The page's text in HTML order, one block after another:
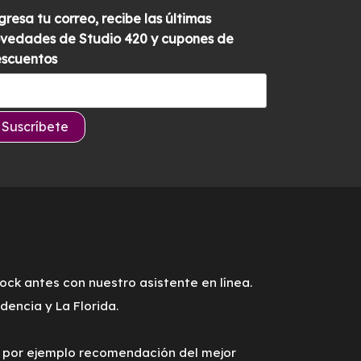
tu correo, recibe las últimas
de Studio 420 y cupones de
antes con nuestro asistente en línea.
y La Florida.
ejemplo recomendación del mejor